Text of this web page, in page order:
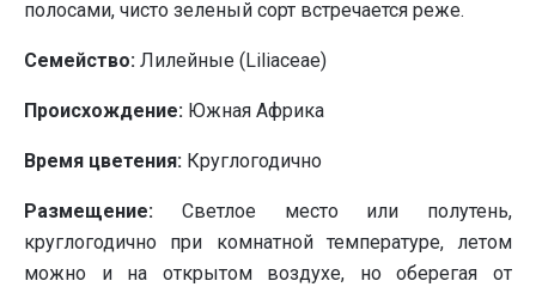
полосами, чисто зеленый сорт встречается реже.
Семейство: Лилейные (Liliaceae)
Происхождение: Южная Африка
Время цветения: Круглогодично
Размещение: Светлое место или полутень,
круглогодично при комнатной температуре, летом
можно и на открытом воздухе, но оберегая от